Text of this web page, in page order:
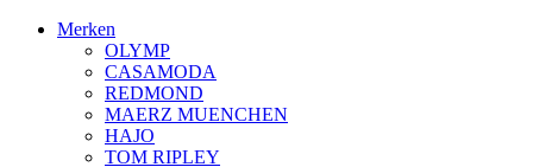
Merken
OLYMP
CASAMODA
REDMOND
MAERZ MUENCHEN
HAJO
TOM RIPLEY